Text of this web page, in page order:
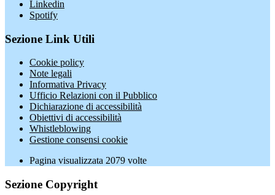
Linkedin
Spotify
Sezione Link Utili
Cookie policy
Note legali
Informativa Privacy
Ufficio Relazioni con il Pubblico
Dichiarazione di accessibilità
Obiettivi di accessibilità
Whistleblowing
Gestione consensi cookie
Pagina visualizzata 2079 volte
Sezione Copyright